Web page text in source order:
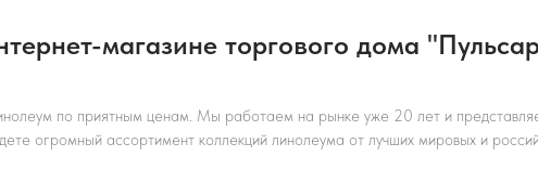
магазине торгового дома
по приятным ценам. Мы работаем на рынке уже 20 лет и
огромный ассортимент коллекций линолеума от лучших мировых и